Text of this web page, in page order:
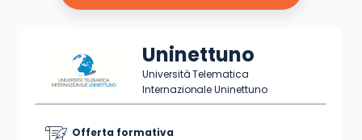
Uninettuno
Università Telematica
Internazionale Uninettuno
Offerta formativa